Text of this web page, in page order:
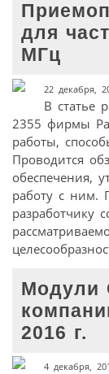
для
МГц
22 декабря,
В статье
2355 фирмы
работы,
Проводится
обеспечения,
работу с ним.
разработчику
Модули
2016 г.
4 декабря,